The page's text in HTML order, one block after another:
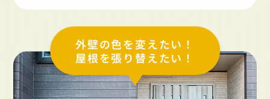
外壁の色を変えたい！
屋根を張り替えたい！